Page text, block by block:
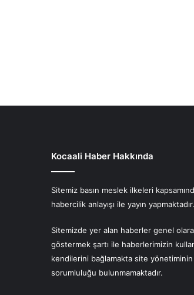
Kocaali Haber Hakkında
Sitemiz basın meslek ilkeleri
habercilik anlayışı ile yayın yapmaktadır.
Sitemizde yer alan haberler genel
göstermek şartı ile haberlerimizin
kendilerini bağlamakta site
sorumluluğu bulunmamaktadır.